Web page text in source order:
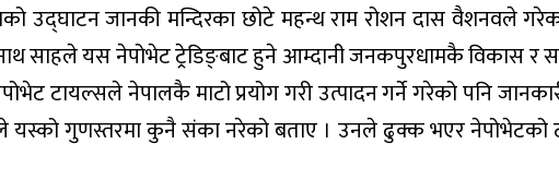
उद्घाटन जानकी मन्दिरका छोटे महन्थ राम रोशन दास वैशनवले
साहले यस नेपोभेट ट्रेडिङ्बाट हुने आम्दानी जनकपुरधामकै विकास र
टायल्सले नेपालकै माटो प्रयोग गरी उत्पादन गर्ने गरेको पनि
गुणस्तरमा कुनै संका नरेको बताए । उनले ढुक्क भएर नेपोभेटको